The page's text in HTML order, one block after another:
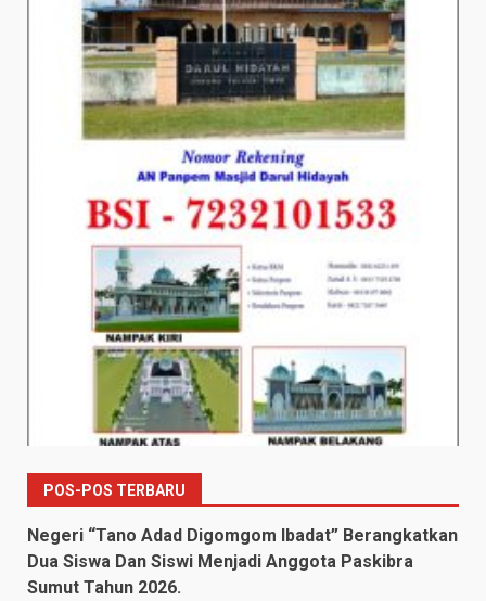
POS-POS TERBARU
Negeri “Tano Adad Digomgom Ibadat” Berangkatkan
Dua Siswa Dan Siswi Menjadi Anggota Paskibra
Sumut Tahun 2026.